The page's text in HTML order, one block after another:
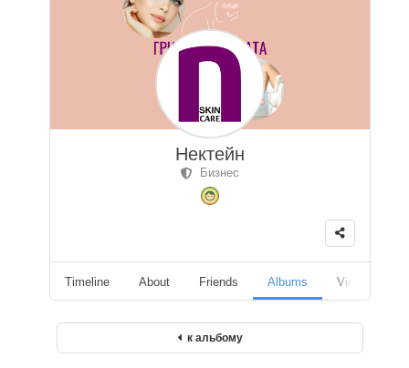
Нектейн
Бизнес
Timeline About Friends Albums Videos
к альбому